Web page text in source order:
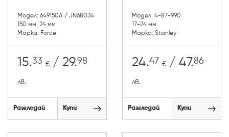
Модел: 649150A / JN68034
150 мм, 24 мм
Марка: Force
15.33 € / 29.98
лв.
Разгледай Купи
Модел: 4-87-990
17-24 мм
Марка: Stanley
24.47 € / 47.86
лв.
Разгледай Купи